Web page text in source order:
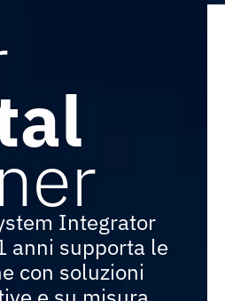
al
ner
Integrator
anni supporta le
con soluzioni